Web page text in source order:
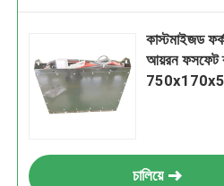
কাস্টমাইজড
আয়রন ফসফেট
চালিয়ে